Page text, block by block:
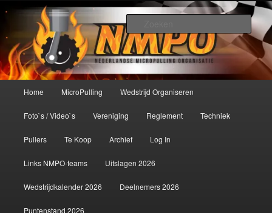
primaire
inhoudNederlandse MicroPulling
Organisatie
De meest krachtige modelbouwsport ter wereld!
Home MicroPulling Wedstrijd Organiseren
Foto`s / Video`s Vereniging Reglement Techniek
Pullers Te Koop Archief Log In
Links NMPO-teams Uitslagen 2026
Wedstrijdkalender 2026 Deelnemers 2026
Puntenstand 2026